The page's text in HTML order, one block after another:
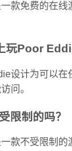
款免费的在线
玩Poor
设计为可以在
问。
限制的吗？
款不受限制的